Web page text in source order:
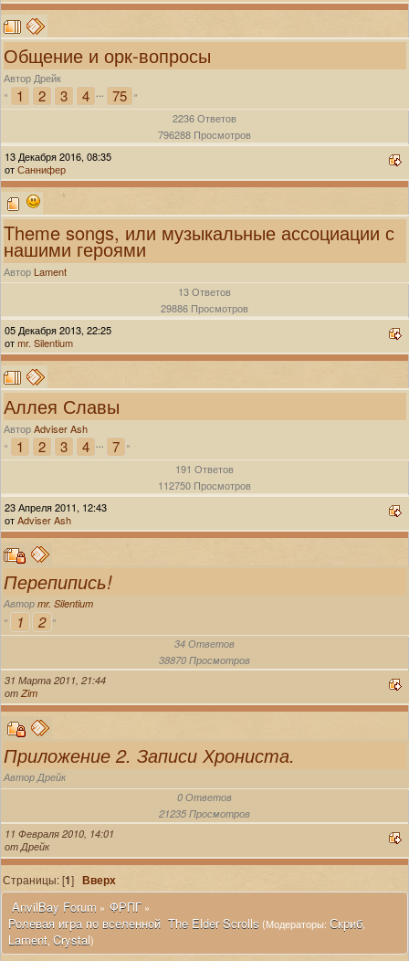
Общение и орк-вопросы
Автор Дрейк
« 1 2 3 4 ... 75 »
2236 Ответов
796288 Просмотров
13 Декабря 2016, 08:35
отСаннифер
Theme songs, или музыкальные ассоциации с
нашими героями
Автор Lament
13 Ответов
29886 Просмотров
05 Декабря 2013, 22:25
отmr. Silentium
Аллея Славы
АвторAdviser Ash
« 1 2 3 4 ... 7 »
191 Ответов
112750 Просмотров
23 Апреля 2011, 12:43
отAdviser Ash
Перепипись!
Автор mr. Silentium
« 1 2 »
34 Ответов
38870 Просмотров
31 Марта 2011, 21:44
от Zim
Приложение 2. Записи Хрониста.
Автор Дрейк
0 Ответов
21235 Просмотров
11 Февраля 2010, 14:01
от Дрейк
Страницы: [1]Вверх
AnvilBay Forum » ФРПГ »
Ролевая игра по вселенной  The Elder Scrolls (Модераторы: Скриб,
Lament, Crystal)